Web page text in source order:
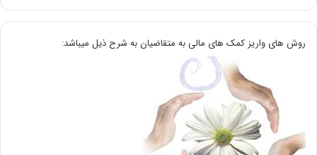
روش های واریز کمک های مالی به متقاضیان به شرح ذیل میباشد: